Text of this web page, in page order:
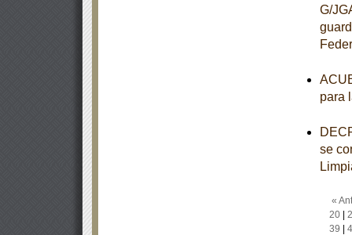
G/
para
se
«
20|
39